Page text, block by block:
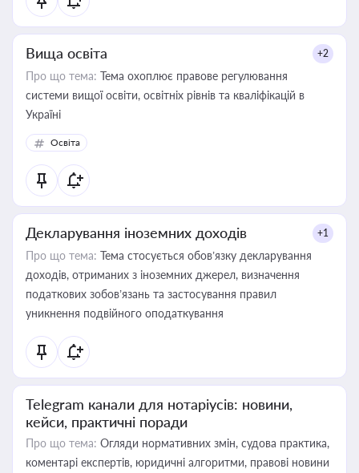
Вища освіта +2
Про що тема: Тема охоплює правове регулювання
системи вищої освіти, освітніх рівнів та кваліфікацій в
Україні
Освіта
Декларування іноземних доходів +1
Про що тема: Тема стосується обов’язку декларування
доходів, отриманих з іноземних джерел, визначення
податкових зобов’язань та застосування правил
уникнення подвійного оподаткування
Telegram канали для нотаріусів: новини,
кейси, практичні поради
Про що тема: Огляди нормативних змін, судова практика,
коментарі експертів, юридичні алгоритми, правові новини